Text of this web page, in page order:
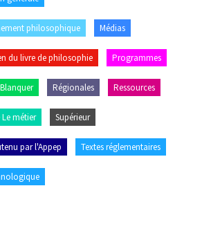
philosophique Médias
du livre de philosophie Programmes
Régionales Ressources
métier Supérieur
par l'Appep Textes réglementaires